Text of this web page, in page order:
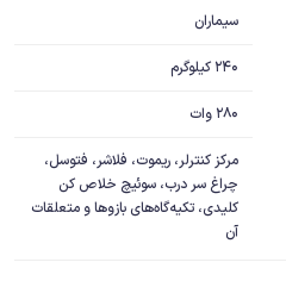
سیماران
240 کیلوگرم
280 وات
مرکز کنترلر، ریموت، فلاشر، فتوسل،
چراغ سر درب، سوئیچ خلاص کن
کلیدی، تکیه‌گاه‌های بازوها و متعلقات
آن